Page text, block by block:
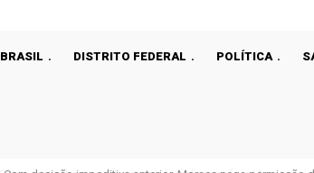
BRASIL DISTRITO FEDERAL POLÍTICA